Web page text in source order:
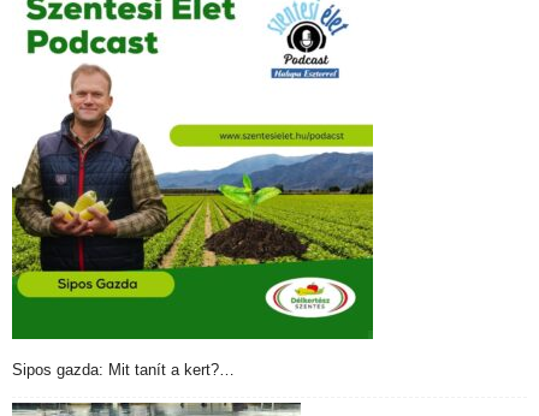
Sipos gazda: Mit tanít a kert?…